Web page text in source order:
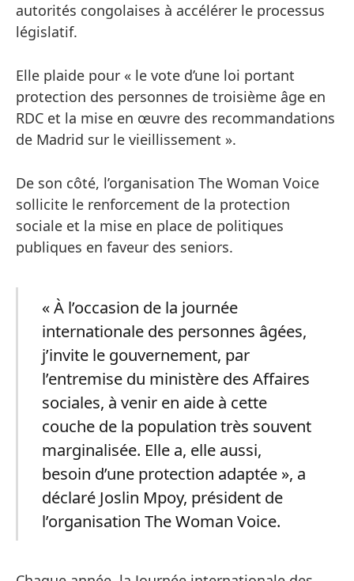
autorités congolaises à accélérer le processus
législatif.
Elle plaide pour « le vote d’une loi portant
protection des personnes de troisième âge en
RDC et la mise en œuvre des recommandations
de Madrid sur le vieillissement ».
De son côté, l’organisation The Woman Voice
sollicite le renforcement de la protection
sociale et la mise en place de politiques
publiques en faveur des seniors.
« À l’occasion de la journée
internationale des personnes âgées,
j’invite le gouvernement, par
l’entremise du ministère des Affaires
sociales, à venir en aide à cette
couche de la population très souvent
marginalisée. Elle a, elle aussi,
besoin d’une protection adaptée », a
déclaré Joslin Mpoy, président de
l’organisation The Woman Voice.